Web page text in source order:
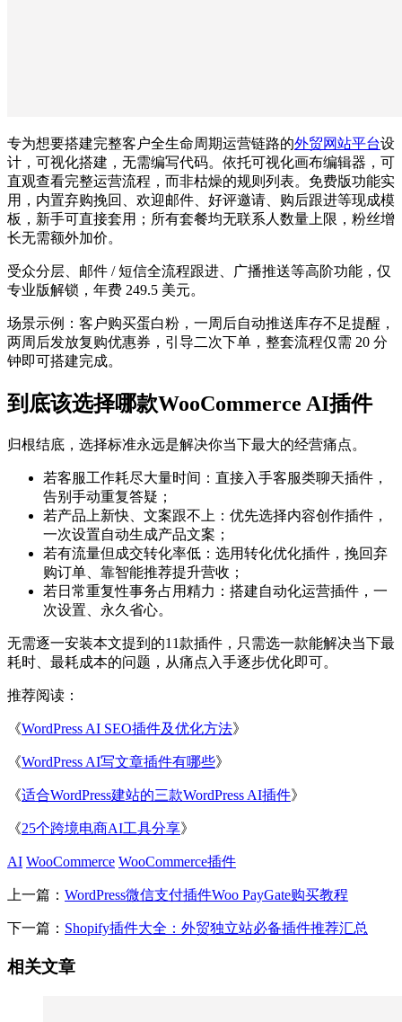
专为想要搭建完整客户全生命周期运营链路的外贸网站平台设
计，可视化搭建，无需编写代码。依托可视化画布编辑器，可
直观查看完整运营流程，而非枯燥的规则列表。免费版功能实
用，内置弃购挽回、欢迎邮件、好评邀请、购后跟进等现成模
板，新手可直接套用；所有套餐均无联系人数量上限，粉丝增
长无需额外加价。
受众分层、邮件 / 短信全流程跟进、广播推送等高阶功能，仅
专业版解锁，年费 249.5 美元。
场景示例：客户购买蛋白粉，一周后自动推送库存不足提醒，
两周后发放复购优惠券，引导二次下单，整套流程仅需 20 分
钟即可搭建完成。
到底该选择哪款WooCommerce AI插件
归根结底，选择标准永远是解决你当下最大的经营痛点。
若客服工作耗尽大量时间：直接入手客服类聊天插件，
告别手动重复答疑；
若产品上新快、文案跟不上：优先选择内容创作插件，
一次设置自动生成产品文案；
若有流量但成交转化率低：选用转化优化插件，挽回弃
购订单、靠智能推荐提升营收；
若日常重复性事务占用精力：搭建自动化运营插件，一
次设置、永久省心。
无需逐一安装本文提到的11款插件，只需选一款能解决当下最
耗时、最耗成本的问题，从痛点入手逐步优化即可。
推荐阅读：
《WordPress AI SEO插件及优化方法》
《WordPress AI写文章插件有哪些》
《适合WordPress建站的三款WordPress AI插件》
《25个跨境电商AI工具分享》
AI WooCommerce WooCommerce插件
上一篇： WordPress微信支付插件Woo PayGate购买教程
下一篇： Shopify插件大全：外贸独立站必备插件推荐汇总
相关文章